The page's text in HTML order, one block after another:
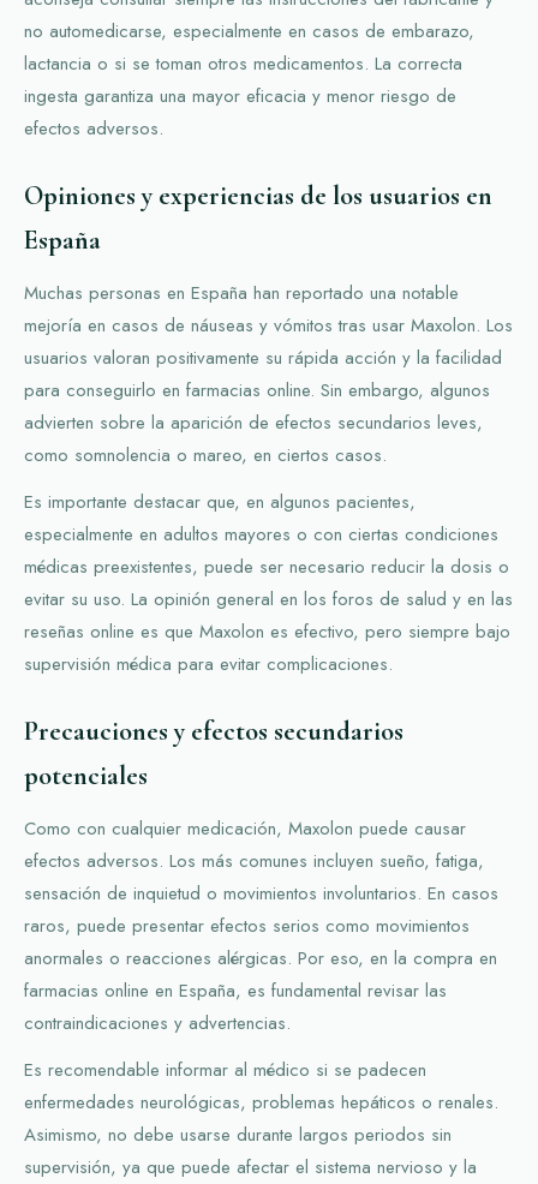
no automedicarse, especialmente en casos de embarazo,
lactancia o si se toman otros medicamentos. La correcta
ingesta garantiza una mayor eficacia y menor riesgo de
efectos adversos.
Opiniones y experiencias de los usuarios en
España
Muchas personas en España han reportado una notable
mejoría en casos de náuseas y vómitos tras usar Maxolon. Los
usuarios valoran positivamente su rápida acción y la facilidad
para conseguirlo en farmacias online. Sin embargo, algunos
advierten sobre la aparición de efectos secundarios leves,
como somnolencia o mareo, en ciertos casos.
Es importante destacar que, en algunos pacientes,
especialmente en adultos mayores o con ciertas condiciones
médicas preexistentes, puede ser necesario reducir la dosis o
evitar su uso. La opinión general en los foros de salud y en las
reseñas online es que Maxolon es efectivo, pero siempre bajo
supervisión médica para evitar complicaciones.
Precauciones y efectos secundarios
potenciales
Como con cualquier medicación, Maxolon puede causar
efectos adversos. Los más comunes incluyen sueño, fatiga,
sensación de inquietud o movimientos involuntarios. En casos
raros, puede presentar efectos serios como movimientos
anormales o reacciones alérgicas. Por eso, en la compra en
farmacias online en España, es fundamental revisar las
contraindicaciones y advertencias.
Es recomendable informar al médico si se padecen
enfermedades neurológicas, problemas hepáticos o renales.
Asimismo, no debe usarse durante largos periodos sin
supervisión, ya que puede afectar el sistema nervioso y la